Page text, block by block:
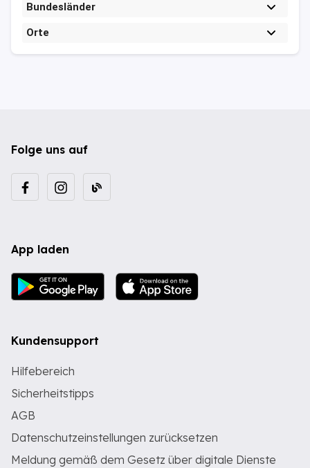
Bundesländer
Orte
Folge uns auf
App laden
Kundensupport
Hilfebereich
Sicherheitstipps
AGB
Datenschutzeinstellungen zurücksetzen
Meldung gemäß dem Gesetz über digitale Dienste